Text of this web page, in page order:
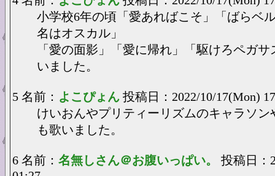
小学校6年の頃「愛あればこそ」「ばらベ
名はオスカル」
「愛の面影」「愛に帰れ」「駆けろペガ
いました。
5 名前： よこぴょん 投稿日：2022/10/17(Mon)
けいおんやプリティーリズムのキャラソン
も歌いました。
6 名前： 名無しさん＠お腹いっぱい。 投稿日：